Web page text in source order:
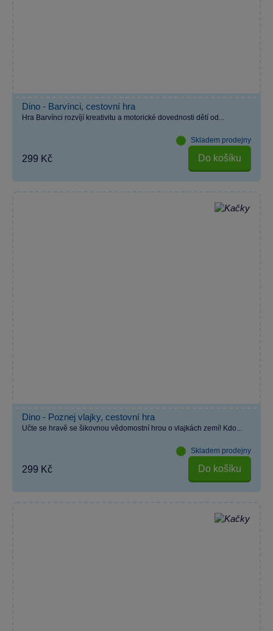
Dino - Barvínci, cestovní hra
Hra Barvínci rozvíjí kreativitu a motorické dovednosti dětí od...
Skladem prodejny
299 Kč Do košíku
Dino - Poznej vlajky, cestovní hra
Učte se hravě se šikovnou vědomostní hrou o vlajkách zemí! Kdo...
Skladem prodejny
299 Kč Do košíku